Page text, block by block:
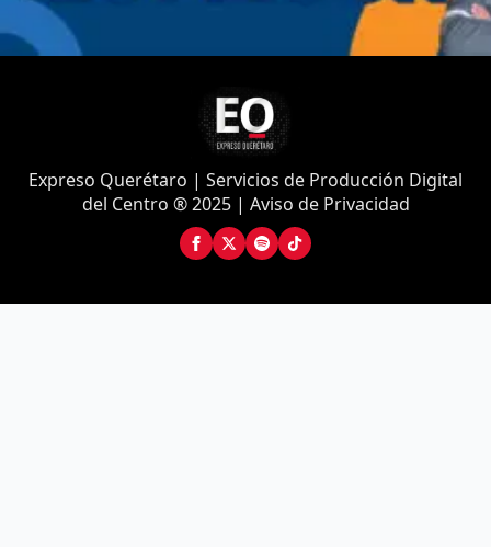
Expreso Querétaro | Servicios de Producción Digital
del Centro ® 2025 | Aviso de Privacidad